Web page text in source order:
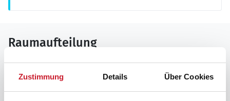
Zustimmung Details Über Cookies
Raumaufteilung